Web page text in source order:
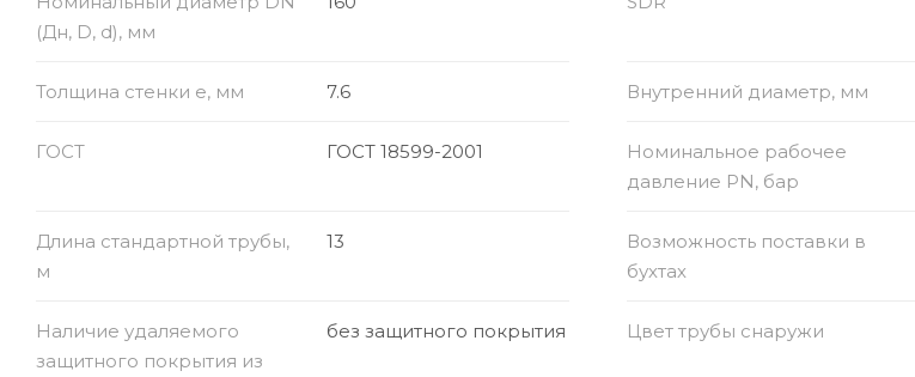
(Дн, D, d), мм
Толщина стенки e, мм 7.6 Внутренний диаметр, мм
ГОСТ ГОСТ 18599-2001
Номинальное рабочее
давление PN, бар
Длина стандартной трубы,
м
13
Возможность поставки в
бухтах
Наличие удаляемого
защитного покрытия из
без защитного покрытия Цвет трубы снаружи